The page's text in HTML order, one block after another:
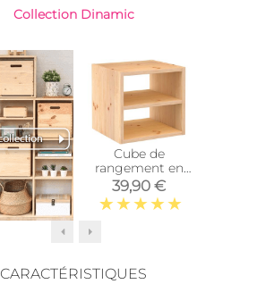
Collection Dinamic
Cube de
rangement en
pin massif
Dinamic
(Tablette
39,90 €
CARACTÉRISTIQUES